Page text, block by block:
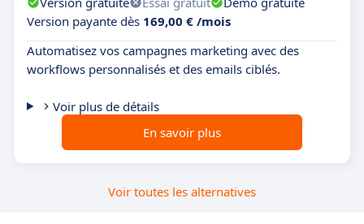
Version payante dès 169,00 € /mois
Automatisez vos campagnes marketing avec des
workflows personnalisés et des emails ciblés.
Voir plus de détails
En savoir plus
Voir toutes les alternatives